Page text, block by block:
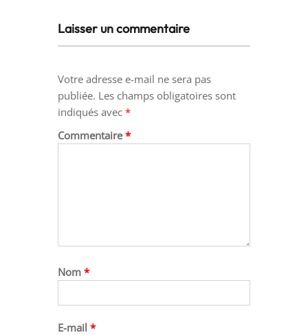
Laisser un commentaire
Votre adresse e-mail ne sera pas
publiée. Les champs obligatoires sont
indiqués avec *
Commentaire*
Nom *
E-mail *